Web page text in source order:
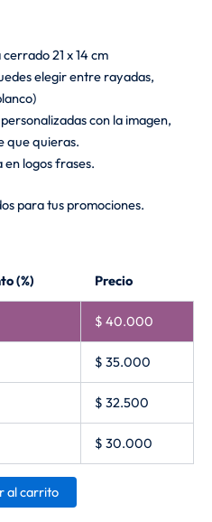
21 x 14 cm
elegir entre rayadas,
con la imagen,
que quieras.
en logos frases.
para tus promociones.
(%) Precio
$ 40.000
$ 35.000
$ 32.500
$ 30.000
al carrito